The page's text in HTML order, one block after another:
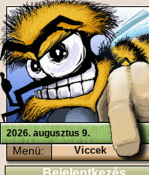
2026. augusztus 9.
Menü: Viccek